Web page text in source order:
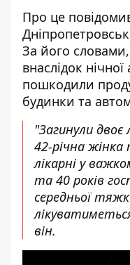
Про це
За його
внаслідок нічної
пошкодили
будинки та
"Загинули
42-річна жінка
лікарні у
та 40 років
середньої
він.